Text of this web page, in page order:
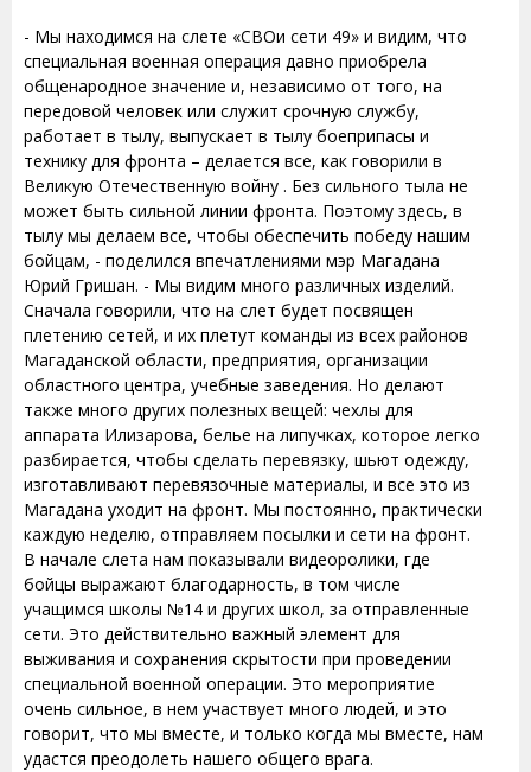
- Мы находимся на слете «СВОи сети 49» и видим, что
специальная военная операция давно приобрела
общенародное значение и, независимо от того, на
передовой человек или служит срочную службу,
работает в тылу, выпускает в тылу боеприпасы и
технику для фронта – делается все, как говорили в
Великую Отечественную войну . Без сильного тыла не
может быть сильной линии фронта. Поэтому здесь, в
тылу мы делаем все, чтобы обеспечить победу нашим
бойцам, - поделился впечатлениями мэр Магадана
Юрий Гришан. - Мы видим много различных изделий.
Сначала говорили, что на слет будет посвящен
плетению сетей, и их плетут команды из всех районов
Магаданской области, предприятия, организации
областного центра, учебные заведения. Но делают
также много других полезных вещей: чехлы для
аппарата Илизарова, белье на липучках, которое легко
разбирается, чтобы сделать перевязку, шьют одежду,
изготавливают перевязочные материалы, и все это из
Магадана уходит на фронт. Мы постоянно, практически
каждую неделю, отправляем посылки и сети на фронт.
В начале слета нам показывали видеоролики, где
бойцы выражают благодарность, в том числе
учащимся школы №14 и других школ, за отправленные
сети. Это действительно важный элемент для
выживания и сохранения скрытости при проведении
специальной военной операции. Это мероприятие
очень сильное, в нем участвует много людей, и это
говорит, что мы вместе, и только когда мы вместе, нам
удастся преодолеть нашего общего врага.